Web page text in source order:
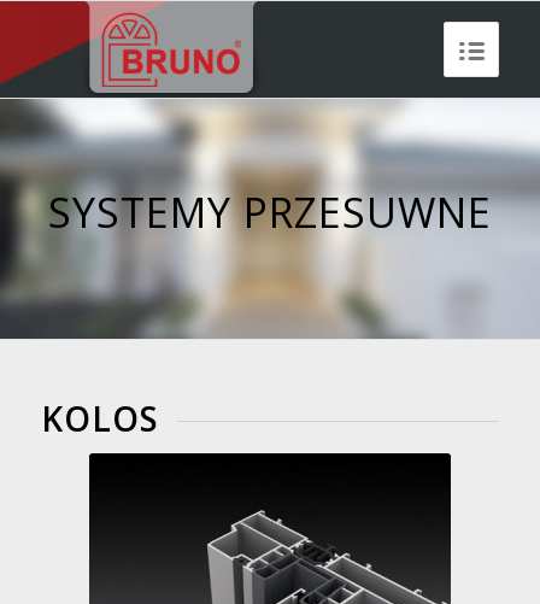
SYSTEMY PRZESUWNE
KOLOS